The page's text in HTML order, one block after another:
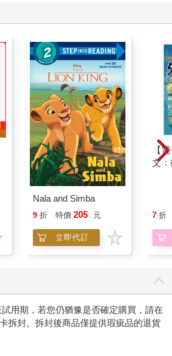
Nala and Simba
9 折 特價 205 元
立即代訂
【
文
7 折
用期，若您仍猶豫是否確定購買，請在
拆封。拆封後商品僅提供瑕疵品的退貨